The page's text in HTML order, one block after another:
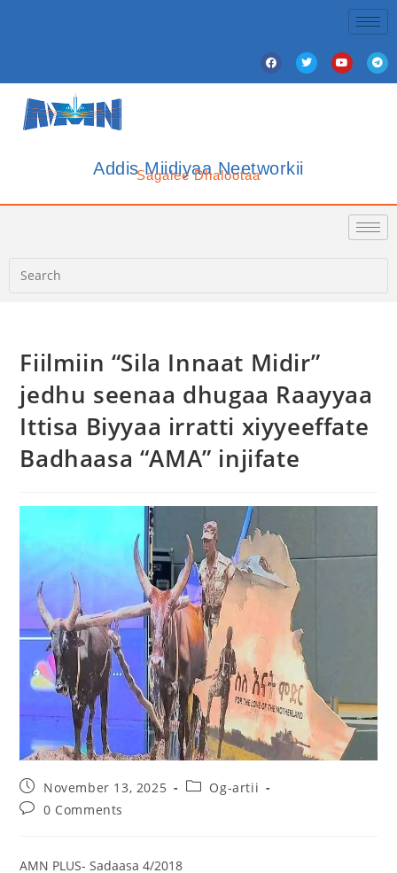
Addis Miidiyaa Neetworkii
Sagalee Dhalootaa
Fiilmiin “Sila Innaat Midir”
jedhu seenaa dhugaa Raayyaa
Ittisa Biyyaa irratti xiyyeeffate
Badhaasa “AMA” injifate
November 13, 2025
Og-artii
0 Comments
AMN PLUS- Sadaasa 4/2018